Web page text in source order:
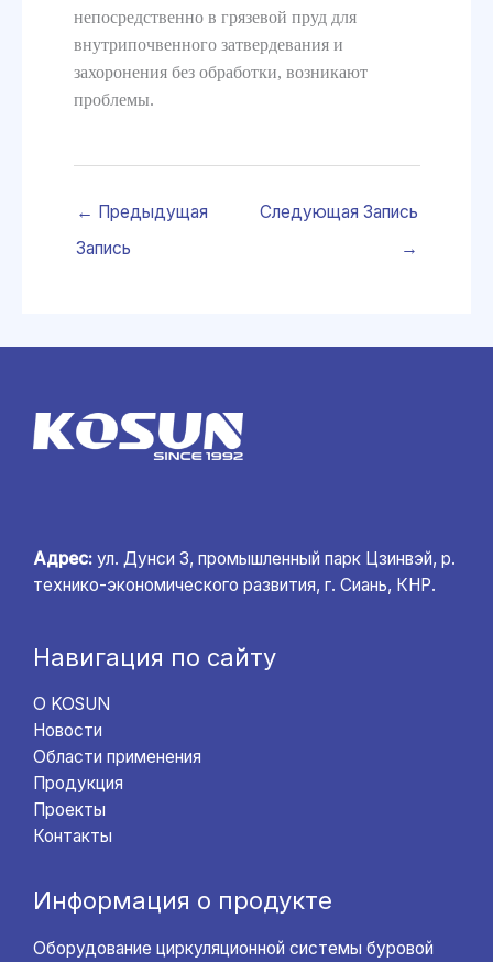
непосредственно в грязевой пруд для
внутрипочвенного затвердевания и
захоронения без обработки, возникают
проблемы.
← Предыдущая
Запись
Следующая Запись
→
Адрес: ул. Дунси 3, промышленный парк Цзинвэй, р.
технико-экономического развития, г. Сиань, КНР.
Навигация по сайту
О KOSUN
Новости
Области применения
Продукция
Проекты
Контакты
Информация о продукте
Оборудование циркуляционной системы буровой